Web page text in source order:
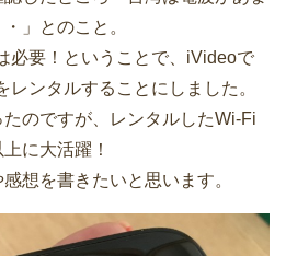
」とのこと。
必要！ということで、iVideoで
ンタルすることにしました。
のですが、レンタルしたWi-Fi
に大活躍！
想を書きたいと思います。